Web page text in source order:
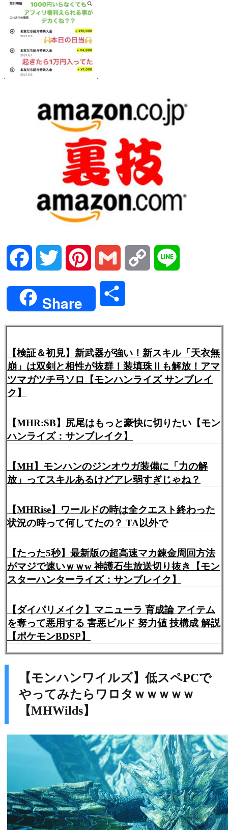
Facebook Twitter Pinterest Gmail Copy
Share
【検証＆初見】新武器が強い！新スキル「天衣無
崩」は双剣と相性が抜群！装填珠Ⅱも解放！アマ
ツマガツチ弓ソロ【モンハンライズ サンブレイ
ク】
【MHR:SB】尻尾はもっと豪快に切りたい【モン
ハンライズ：サンブレイク】
【MH】モンハンのジンオウガ装備に「力の解
放」ってスキルあるけどアレ弱すぎじゃね？
【MHRise】ワールドの時は全クエスト終わった
状況の時って何してたの？ TA以外で
【たった5秒】最新版の超高速マカ錬金周回方法
がマジで速いｗｗw 神護石生放送切り抜き【モン
スターハンターライズ：サンブレイク】
【ダイパリメイク】マニューラ 育成論 アイテム
を奪って悪用する 害悪ビルド 努力値 技構成 解説
【ポケモンBDSP】
【モンハンワイルズ】低スペPCで
やってみたらワロタｗｗｗｗｗ
【MHWilds】